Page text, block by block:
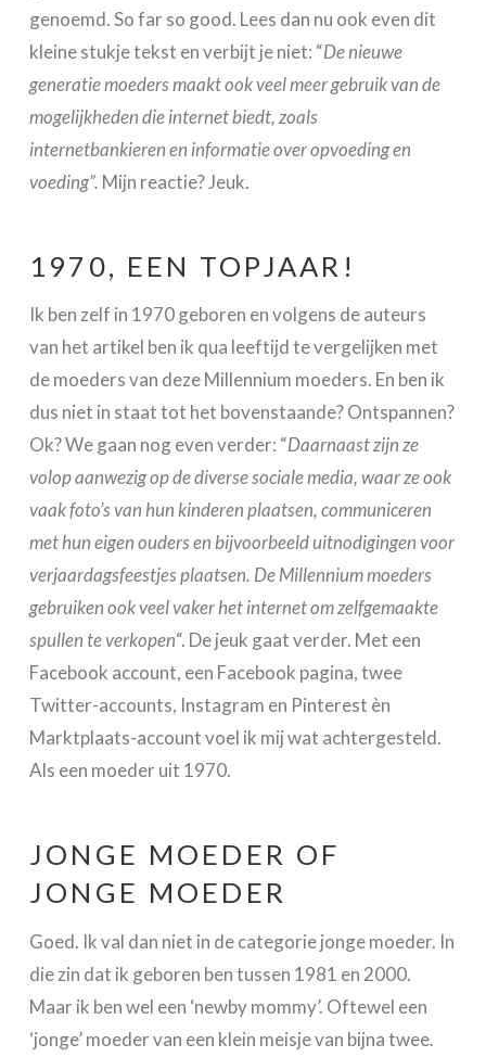
genoemd. So far so good. Lees dan nu ook even dit
kleine stukje tekst en verbijt je niet: “De nieuwe
generatie moeders maakt ook veel meer gebruik van de
mogelijkheden die internet biedt, zoals
internetbankieren en informatie over opvoeding en
voeding”. Mijn reactie? Jeuk.
1970, EEN TOPJAAR!
Ik ben zelf in 1970 geboren en volgens de auteurs
van het artikel ben ik qua leeftijd te vergelijken met
de moeders van deze Millennium moeders. En ben ik
dus niet in staat tot het bovenstaande? Ontspannen?
Ok? We gaan nog even verder: “Daarnaast zijn ze
volop aanwezig op de diverse sociale media, waar ze ook
vaak foto’s van hun kinderen plaatsen, communiceren
met hun eigen ouders en bijvoorbeeld uitnodigingen voor
verjaardagsfeestjes plaatsen. De Millennium moeders
gebruiken ook veel vaker het internet om zelfgemaakte
spullen te verkopen“. De jeuk gaat verder. Met een
Facebook account, een Facebook pagina, twee
Twitter-accounts, Instagram en Pinterest èn
Marktplaats-account voel ik mij wat achtergesteld.
Als een moeder uit 1970.
JONGE MOEDER OF
JONGE MOEDER
Goed. Ik val dan niet in de categorie jonge moeder. In
die zin dat ik geboren ben tussen 1981 en 2000.
Maar ik ben wel een ‘newby mommy’. Oftewel een
‘jonge’ moeder van een klein meisje van bijna twee.